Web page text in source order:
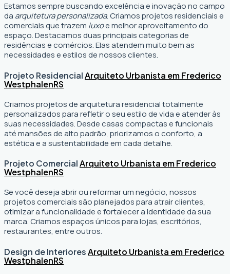
Estamos sempre buscando excelência e inovação no campo
da arquitetura personalizada. Criamos projetos residenciais e
comerciais que trazem luxoe melhor aproveitamento do
espaço. Destacamos duas principais categorias de
residências e comércios. Elas atendem muito bem as
necessidades e estilos de nossos clientes.
Projeto ResidencialArquiteto Urbanista em Frederico
WestphalenRS
Criamos projetos de arquitetura residencial totalmente
personalizados para refletir o seu estilo de vida e atender às
suas necessidades. Desde casas compactas e funcionais
até mansões de alto padrão, priorizamos o conforto, a
estética e a sustentabilidade em cada detalhe.
Projeto ComercialArquiteto Urbanista em Frederico
WestphalenRS
Se você deseja abrir ou reformar um negócio, nossos
projetos comerciais são planejados para atrair clientes,
otimizar a funcionalidade e fortalecer a identidade da sua
marca. Criamos espaços únicos para lojas, escritórios,
restaurantes, entre outros.
Design de InterioresArquiteto Urbanista em Frederico
WestphalenRS